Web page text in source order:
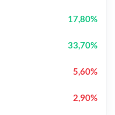
17,80%
33,70%
5,60%
2,90%